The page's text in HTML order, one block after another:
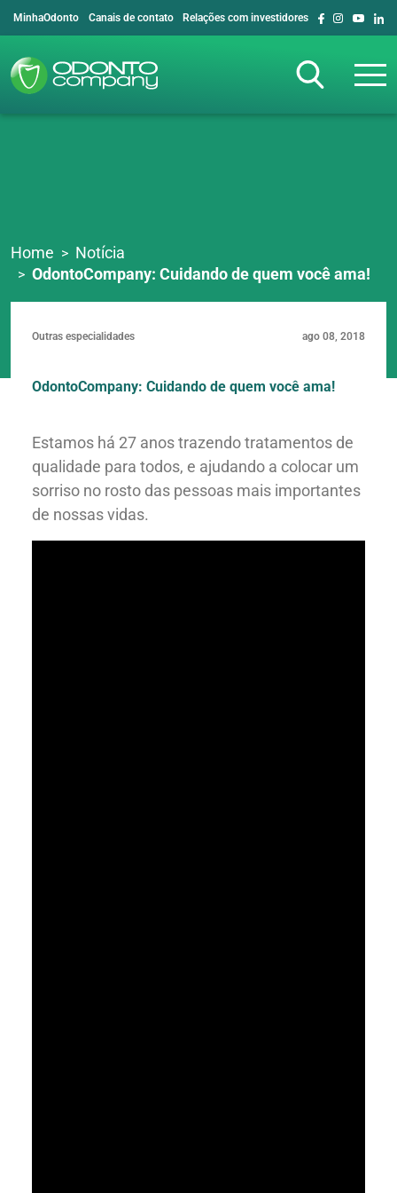
MinhaOdonto Canais de contato Relações com investidores
Home
Notícia
OdontoCompany: Cuidando de quem você ama!
Outras especialidades ago 08, 2018
OdontoCompany: Cuidando de quem você ama!
Estamos há 27 anos trazendo tratamentos de
qualidade para todos, e ajudando a colocar um
sorriso no rosto das pessoas mais importantes
de nossas vidas.